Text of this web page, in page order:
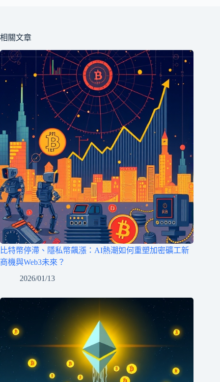
相關文章
比特幣停滯、隱私幣飆漲：AI熱潮如何重塑加密礦工新
商機與Web3未來？
2026/01/13